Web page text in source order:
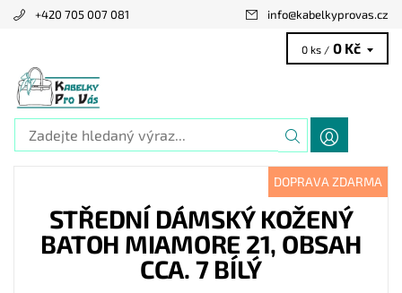
+420 705 007 081 info@kabelkyprovas.cz
0 ks / 0 Kč
DOPRAVA ZDARMA
STŘEDNÍ DÁMSKÝ KOŽENÝ
BATOH MIAMORE 21, OBSAH
CCA. 7 BÍLÝ